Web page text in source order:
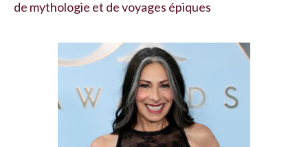
de mythologie et de voyages épiques